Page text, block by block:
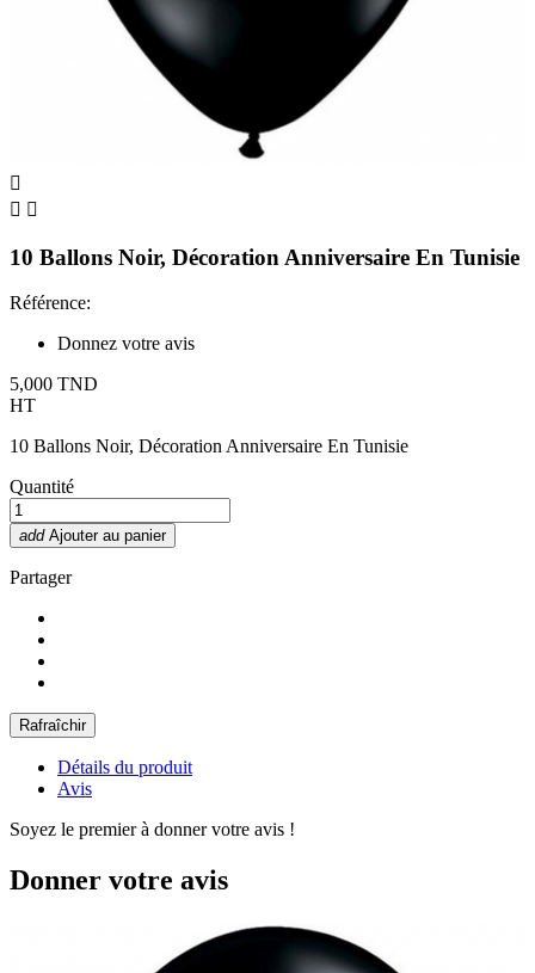

 
10 Ballons Noir, Décoration Anniversaire En Tunisie
Référence:
Donnez votre avis
5,000 TND
HT
10 Ballons Noir, Décoration Anniversaire En Tunisie
Quantité
add Ajouter au panier
Partager
Détails du produit
Avis
Soyez le premier à donner votre avis !
Donner votre avis